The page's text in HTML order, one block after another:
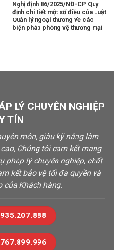
Nghị định 86/2025/NĐ-CP Quy
định chi tiết một số điều của Luật
Quản lý ngoại thương về các
biện pháp phòng vệ thương mại
LÝ CHUYÊN NGHIỆP
TÍN
môn, giàu kỹ năng làm
Chúng tôi cam kết mang
pháp lý chuyên nghiệp, chất
kết bảo vệ tối đa quyền và
của Khách hàng.